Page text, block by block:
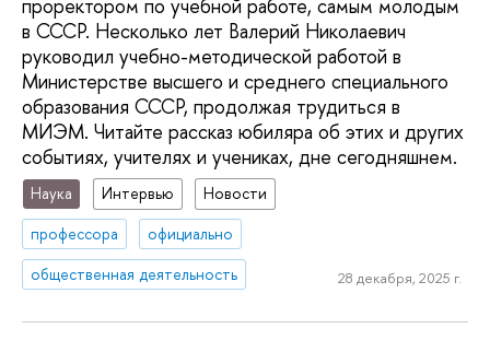
проректором по учебной работе, самым молодым
в СССР. Несколько лет Валерий Николаевич
руководил учебно-методической работой в
Министерстве высшего и среднего специального
образования СССР, продолжая трудиться в
МИЭМ. Читайте рассказ юбиляра об этих и других
событиях, учителях и учениках, дне сегодняшнем.
Наука Интервью
Новости
профессора
официально
общественная деятельность
28 декабря, 2025 г.